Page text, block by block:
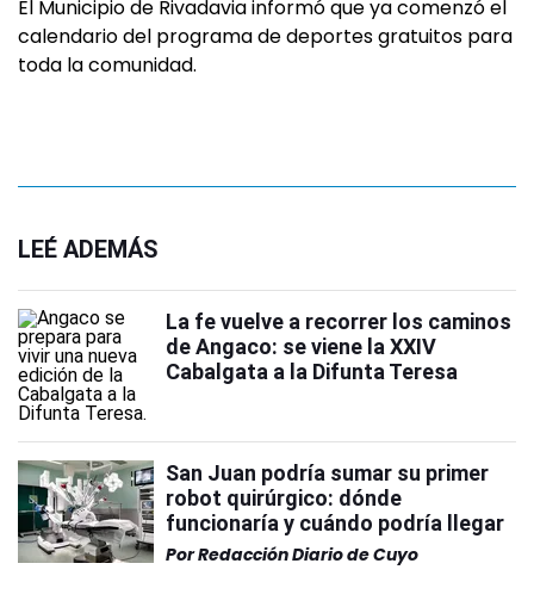
El Municipio de Rivadavia informó que ya comenzó el
calendario del programa de deportes gratuitos para
toda la comunidad.
LEÉ ADEMÁS
La fe vuelve a recorrer los caminos
de Angaco: se viene la XXIV
Cabalgata a la Difunta Teresa
San Juan podría sumar su primer
robot quirúrgico: dónde
funcionaría y cuándo podría llegar
PorRedacción Diario de Cuyo